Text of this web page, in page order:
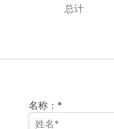
名称：*
总计